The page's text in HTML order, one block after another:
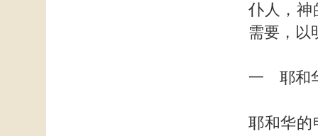
仆人，神
需要，以
一 耶和
耶和华的